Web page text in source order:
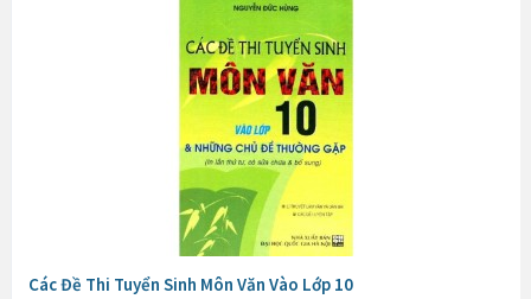
Các Đề Thi Tuyển Sinh Môn Văn Vào Lớp 10